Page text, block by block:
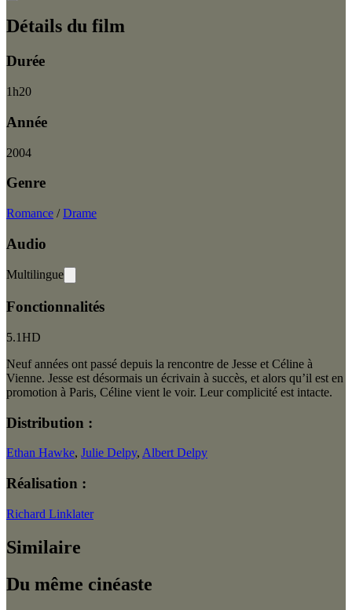
Détails du film
Durée
1h20
Année
2004
Genre
Romance /Drame
Audio
Multilingue
Fonctionnalités
5.1HD
Neuf années ont passé depuis la rencontre de Jesse et Céline à
Vienne. Jesse est désormais un écrivain à succès, et alors qu’il est en
promotion à Paris, Céline vient le voir. Leur complicité est intacte.
Distribution :
Ethan Hawke, Julie Delpy, Albert Delpy
Réalisation :
Richard Linklater
Similaire
Du même cinéaste